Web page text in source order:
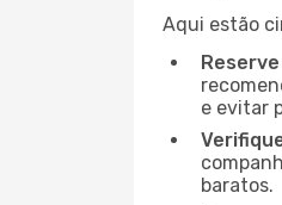
Aqui estão
e evitar
baratos.